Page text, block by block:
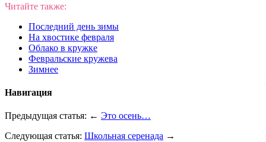
Читайте также:
Последний день зимы
На хвостике февраля
Облако в кружке
Февральские кружева
Зимнее
Навигация
Предыдущая статья: ← Это осень…
Следующая статья: Школьная серенада →